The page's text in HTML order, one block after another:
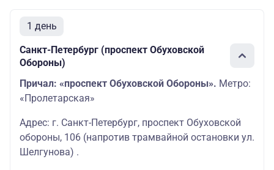
1 день
Санкт-Петербург (проспект Обуховской
Обороны)
Причал: «проспект Обуховской Обороны». Метро:
«Пролетарская»
Адрес: г. Санкт-Петербург, проспект Обуховской
обороны, 106 (напротив трамвайной остановки ул.
Шелгунова) .